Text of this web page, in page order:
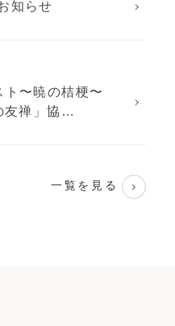
知らせ
ト〜暁の桔梗〜
友禅」協…
一覧を見る